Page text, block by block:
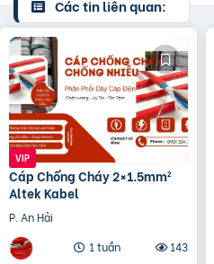
Các tin liên quan:
Cáp Chống Cháy 2×1.5mm²
Altek Kabel
P. An Hải
1 tuần
143